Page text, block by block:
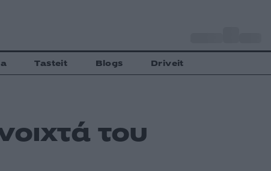
Tasteit Blogs Driveit
του